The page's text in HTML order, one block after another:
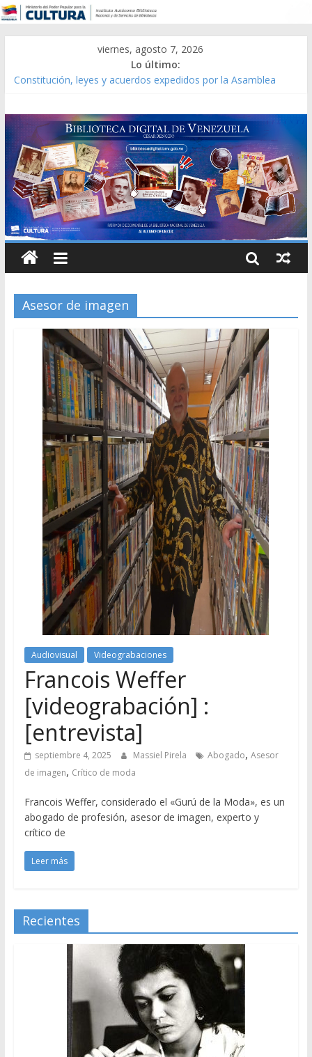
viernes, agosto 7, 2026
Lo último:
Constitución, leyes y acuerdos expedidos por la Asamblea
Modesta Bor Sánchez [material gráfico]
Gaceta Oficial de la República de Venezuela año CXXXIII Mes V,
Caracas 09 de marzo de 2006 N° 38.394
Catálogo temático de obras de Modesta Bor
Asesor de imagen
Audiovisual Videograbaciones
Francois Weffer
[videograbación] :
[entrevista]
septiembre 4, 2025 Massiel Pirela Abogado, Asesor
de imagen, Crítico de moda
Francois Weffer, considerado el «Gurú de la Moda», es un
abogado de profesión, asesor de imagen, experto y
crítico de
Leer más
Recientes